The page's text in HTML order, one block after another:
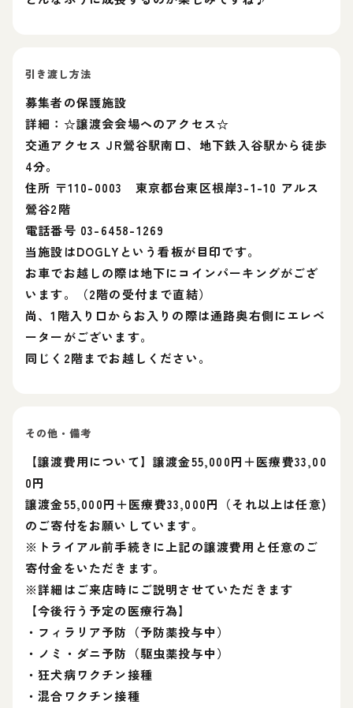
引き渡し方法
募集者の保護施設
詳細：☆譲渡会会場へのアクセス☆
交通アクセス JR鶯谷駅南口、地下鉄入谷駅から徒歩
4分。
住所 〒110-0003 東京都台東区根岸3-1-10 アルス
鶯谷2階
電話番号 03-6458-1269
当施設はDOGLYという看板が目印です。
お車でお越しの際は地下にコインパーキングがござ
います。（2階の受付まで直結）
尚、1階入り口からお入りの際は通路奥右側にエレベ
ーターがございます。
同じく2階までお越しください。
その他・備考
【譲渡費用について】譲渡金55,000円＋医療費33,00
0円
譲渡金55,000円＋医療費33,000円（それ以上は任意)
のご寄付をお願いしています。
※トライアル前手続きに上記の譲渡費用と任意のご
寄付金をいただきます。
※詳細はご来店時にご説明させていただきます
【今後行う予定の医療行為】
・フィラリア予防（予防薬投与中）
・ノミ・ダニ予防（駆虫薬投与中）
・狂犬病ワクチン接種
・混合ワクチン接種